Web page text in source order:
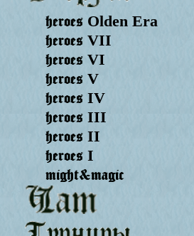
heroes Olden Era
heroes VII
heroes VI
heroes V
heroes IV
heroes III
heroes II
heroes I
might&magic